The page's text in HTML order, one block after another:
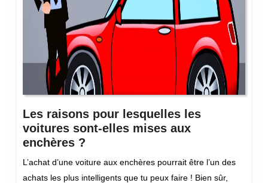
Les raisons pour lesquelles les
voitures sont-elles mises aux
enchères ?
raisons
L’achat d’une voiture aux enchères pourrait être l’un des
achats les plus intelligents que tu peux faire ! Bien sûr,